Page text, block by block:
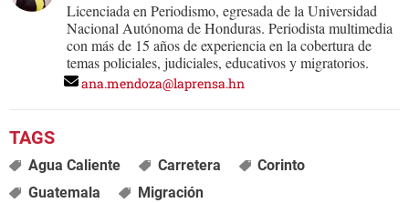
Licenciada en Periodismo, egresada de la Universidad
Nacional Autónoma de Honduras. Periodista multimedia
con más de 15 años de experiencia en la cobertura de
temas policiales, judiciales, educativos y migratorios.
ana.mendoza@laprensa.hn
Agua Caliente Carretera
Corinto
Guatemala
Migración